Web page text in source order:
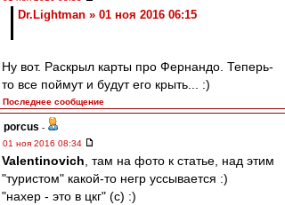
Dr.Lightman » 01 ноя 2016 06:15
Ну вот. Раскрыл карты про Фернандо. Теперь-
то все поймут и будут его крыть... :)
Последнее сообщение
porcus -
01 ноя 2016 08:34
Valentinovich , там на фото к статье, над этим
"туристом" какой-то негр уссывается :)
"нахер - это в цкг" (с) :)